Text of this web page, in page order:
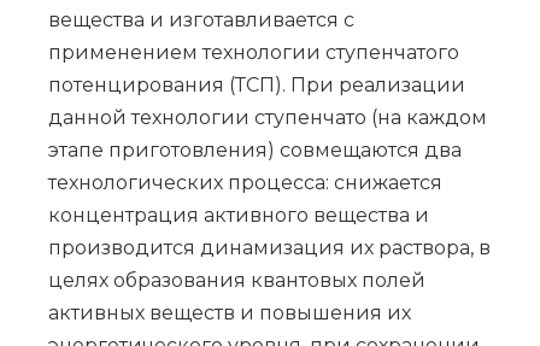
вещества и изготавливается с
применением технологии ступенчатого
потенцирования (ТСП). При реализации
данной технологии ступенчато (на каждом
этапе приготовления) совмещаются два
технологических процесса: снижается
концентрация активного вещества и
производится динамизация их раствора, в
целях образования квантовых полей
активных веществ и повышения их